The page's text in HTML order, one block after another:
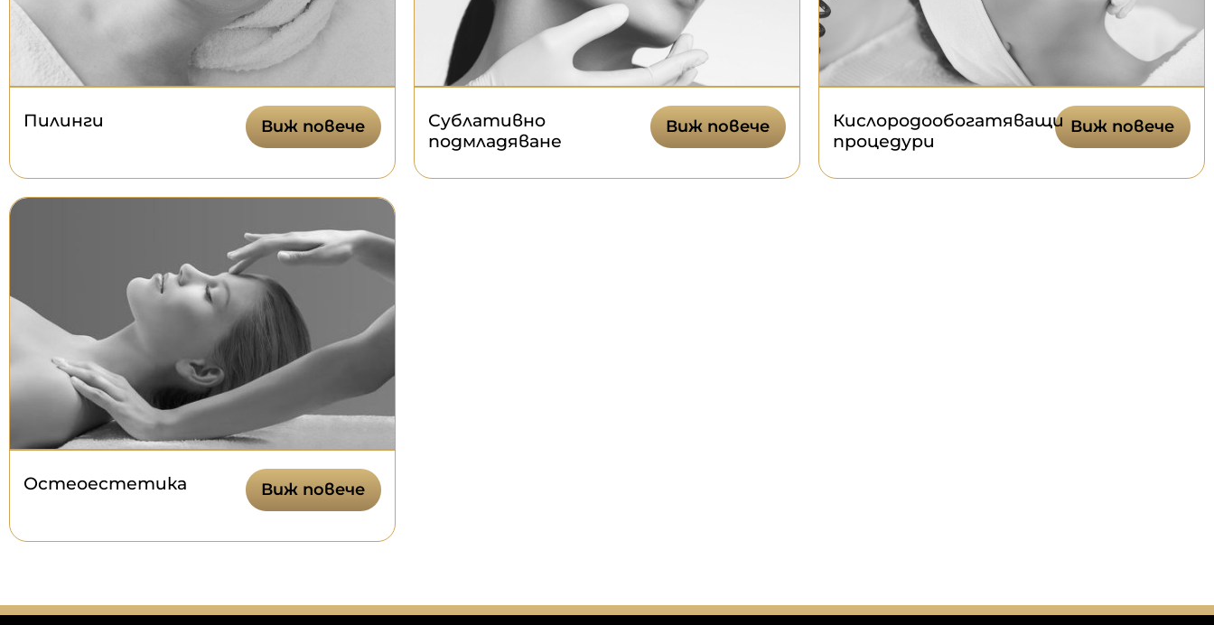
Пилинги Виж повече
Сублативно
подмладяване
Виж повече
Кислородообогатяващи
процедури
Виж повече
Остеоестетика Виж повече